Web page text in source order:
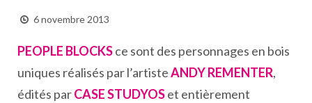
6 novembre 2013
PEOPLE BLOCKSce sont des personnages en bois
uniques réalisés par l’artisteANDY REMENTER,
édités parCASE STUDYOSet entièrement